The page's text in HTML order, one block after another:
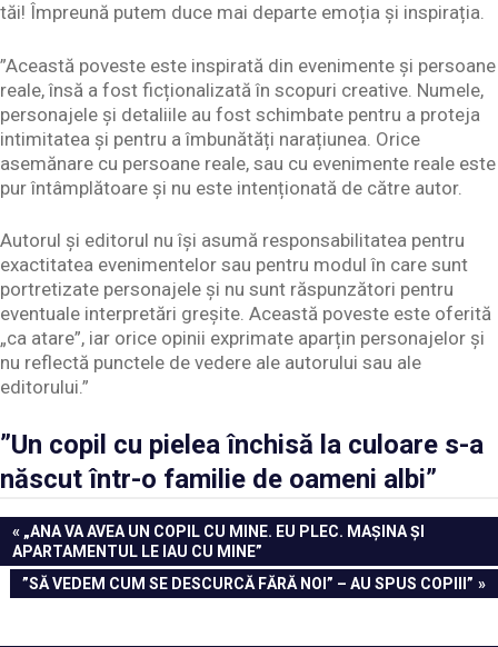
tăi! Împreună putem duce mai departe emoția și inspirația.
”Această poveste este inspirată din evenimente și persoane
reale, însă a fost ficționalizată în scopuri creative. Numele,
personajele și detaliile au fost schimbate pentru a proteja
intimitatea și pentru a îmbunătăți narațiunea. Orice
asemănare cu persoane reale, sau cu evenimente reale este
pur întâmplătoare și nu este intenționată de către autor.
Autorul și editorul nu își asumă responsabilitatea pentru
exactitatea evenimentelor sau pentru modul în care sunt
portretizate personajele și nu sunt răspunzători pentru
eventuale interpretări greșite. Această poveste este oferită
„ca atare”, iar orice opinii exprimate aparțin personajelor și
nu reflectă punctele de vedere ale autorului sau ale
editorului.”
”Un copil cu pielea închisă la culoare s-a
născut într-o familie de oameni albi”
Navigare
în
articole
PREVIOUS
POST:
„ANA VA AVEA UN COPIL CU MINE. EU PLEC. MAȘINA ȘI
APARTAMENTUL LE IAU CU MINE”
NEXT
POST:
”SĂ VEDEM CUM SE DESCURCĂ FĂRĂ NOI” – AU SPUS COPIII”